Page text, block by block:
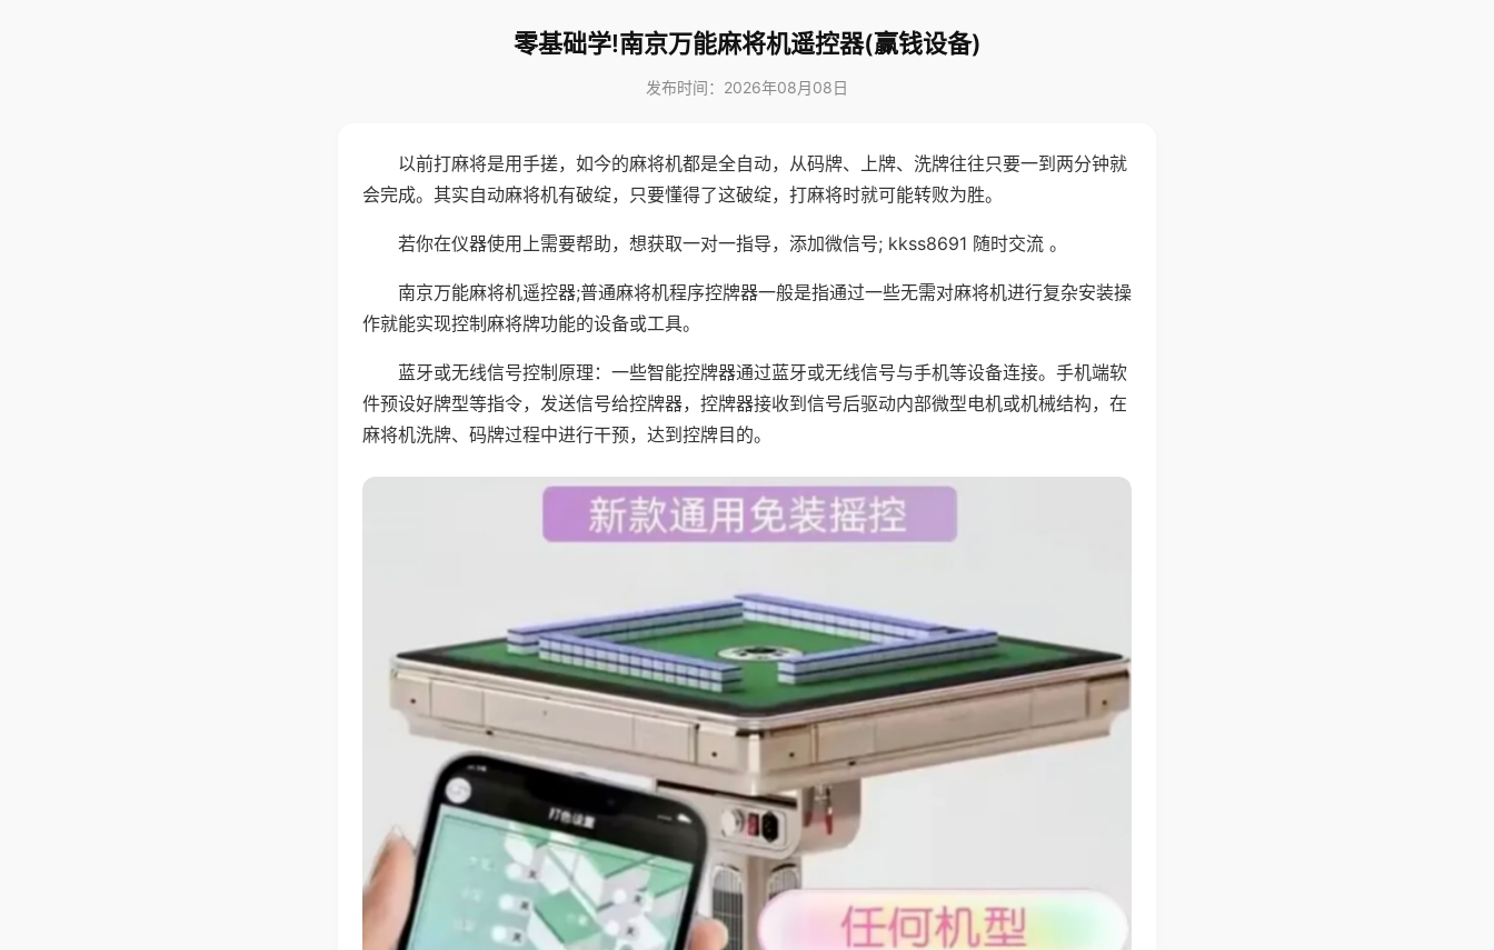
零基础学!南京万能麻将机遥控器(赢钱设备)
发布时间：2026年08月08日
以前打麻将是用手搓，如今的麻将机都是全自动，从码牌、上牌、洗牌往往只要一到两分钟就
会完成。其实自动麻将机有破绽，只要懂得了这破绽，打麻将时就可能转败为胜。
若你在仪器使用上需要帮助，想获取一对一指导，添加微信号; kkss8691 随时交流 。
南京万能麻将机遥控器;普通麻将机程序控牌器一般是指通过一些无需对麻将机进行复杂安装操
作就能实现控制麻将牌功能的设备或工具。
蓝牙或无线信号控制原理：一些智能控牌器通过蓝牙或无线信号与手机等设备连接。手机端软
件预设好牌型等指令，发送信号给控牌器，控牌器接收到信号后驱动内部微型电机或机械结构，在
麻将机洗牌、码牌过程中进行干预，达到控牌目的。